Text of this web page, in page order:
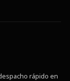
rápido en